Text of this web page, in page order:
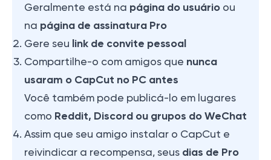
Geralmente está na página do usuário ou
na página de assinatura Pro
Gere seu link de convite pessoal
Compartilhe-o com amigos que nunca
usaram o CapCut no PC antes
Você também pode publicá-lo em lugares
como Reddit, Discord ou grupos do WeChat
Assim que seu amigo instalar o CapCut e
reivindicar a recompensa, seus dias de Pro